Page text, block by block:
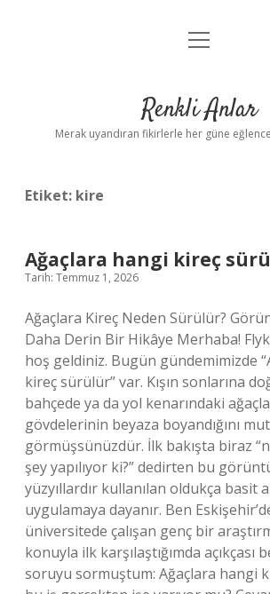
Anasayfa
Yasal Uyarı
menüyü
Renkli Anlar
Merak uyandıran fikirlerle her güne
Etiket: kire
Ağaçlara hangi kireç
Tarih: Temmuz 1, 2026
Ağaçlara Kireç Neden Sürülür?
Daha Derin Bir Hikâye Merhaba!
hoş geldiniz. Bugün gündemimizde
kireç sürülür” var. Kışın sonlarına
bahçede ya da yol kenarındaki
gövdelerinin beyaza boyandığını
görmüşsünüzdür. İlk bakışta biraz
şey yapılıyor ki?” dedirten bu
yüzyıllardır kullanılan oldukça basit
uygulamaya dayanır. Ben
üniversitede çalışan genç bir
konuyla ilk karşılaştığımda açıkçası
soruyu sormuştum: Ağaçlara hangi